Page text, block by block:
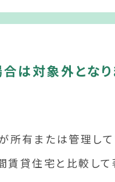
は対象外となり
所有または管理し
貸住宅と比較して